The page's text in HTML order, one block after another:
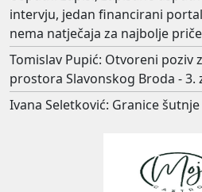
intervju, jedan financirani
nema natječaja za najbolje
Tomislav Pupić: Otvoreni poziv
prostora Slavonskog Broda - 3.
Ivana Seletković: Granice šutnje